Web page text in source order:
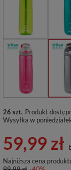
26 szt. Produkt
Wysyłka w
59,99 zł
Najniższa cena